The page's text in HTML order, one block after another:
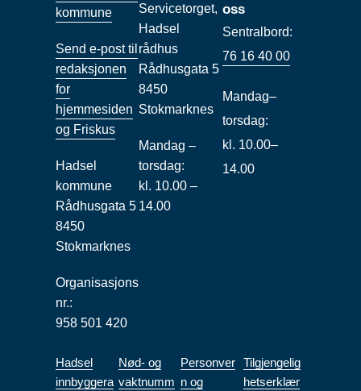
kommune
Send e-post til
redaksjonen
for
hjemmesiden
og Friskus
Hadsel
kommune
Rådhusgata 5
8450
Stokmarknes
Organisasjons
nr.:
958 501 420
Servicetorget,
Hadsel
rådhus
Rådhusgata 5
8450
Stokmarknes
Mandag –
torsdag:
kl. 10.00 –
14.00
oss
Sentralbord:
76 16 40 00
Mandag–
torsdag:
kl. 10.00–
14.00
Hadsel
innbyggera
Nød- og
vaktnumm
Personver
n og
Tilgjengelig
hetserklær